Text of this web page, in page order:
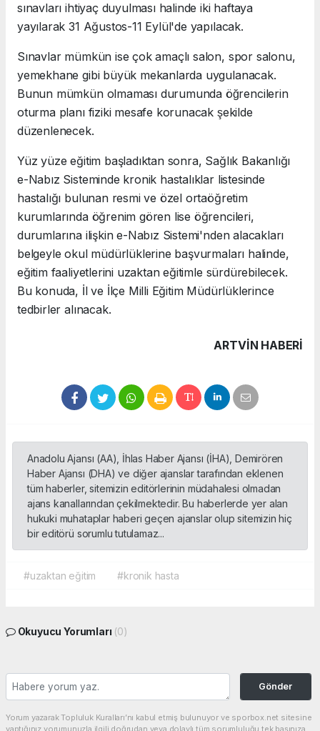
sınavları ihtiyaç duyulması halinde iki haftaya
yayılarak 31 Ağustos-11 Eylül'de yapılacak.
Sınavlar mümkün ise çok amaçlı salon, spor salonu,
yemekhane gibi büyük mekanlarda uygulanacak.
Bunun mümkün olmaması durumunda öğrencilerin
oturma planı fiziki mesafe korunacak şekilde
düzenlenecek.
Yüz yüze eğitim başladıktan sonra, Sağlık Bakanlığı
e-Nabız Sisteminde kronik hastalıklar listesinde
hastalığı bulunan resmi ve özel ortaöğretim
kurumlarında öğrenim gören lise öğrencileri,
durumlarına ilişkin e-Nabız Sistemi'nden alacakları
belgeyle okul müdürlüklerine başvurmaları halinde,
eğitim faaliyetlerini uzaktan eğitimle sürdürebilecek.
Bu konuda, İl ve İlçe Milli Eğitim Müdürlüklerince
tedbirler alınacak.
ARTVIN HABERİ
Anadolu Ajansı (AA), İhlas Haber Ajansı (İHA), Demirören
Haber Ajansı (DHA) ve diğer ajanslar tarafından eklenen
tüm haberler, sitemizin editörlerinin müdahalesi olmadan
ajans kanallarından çekilmektedir. Bu haberlerde yer alan
hukuki muhataplar haberi geçen ajanslar olup sitemizin hiç
bir editörü sorumlu tutulamaz...
#uzaktan eğitim #kronik hasta
Okuyucu Yorumları (0)
Gönder
Yorum yazarak Topluluk Kuralları’nı kabul etmiş bulunuyor ve sporbox.net sitesine
yaptığınız yorumunuzla ilgili doğrudan veya dolaylı tüm sorumluluğu tek başınıza